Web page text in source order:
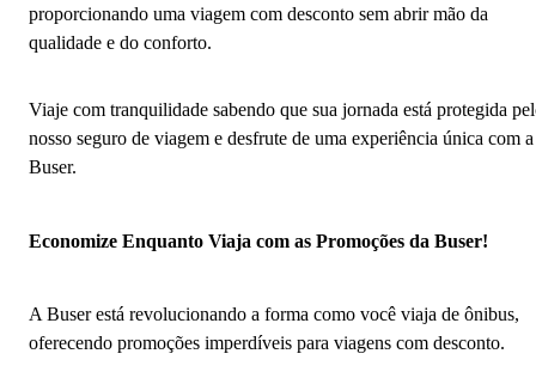
proporcionando uma viagem com desconto sem abrir mão da
qualidade e do conforto.
Viaje com tranquilidade sabendo que sua jornada está protegida
nosso seguro de viagem e desfrute de uma experiência única com a
Buser.
Economize Enquanto Viaja com as Promoções da Buser!
A Buser está revolucionando a forma como você viaja de ônibus,
oferecendo promoções imperdíveis para viagens com desconto.